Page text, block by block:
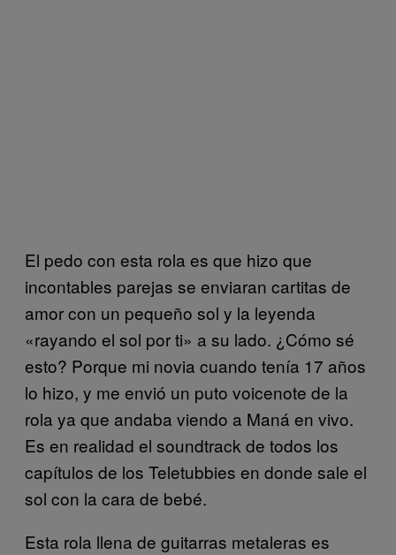
El pedo con esta rola es que hizo que
incontables parejas se enviaran cartitas de
amor con un pequeño sol y la leyenda
«rayando el sol por ti» a su lado. ¿Cómo sé
esto? Porque mi novia cuando tenía 17 años
lo hizo, y me envió un puto voicenote de la
rola ya que andaba viendo a Maná en vivo.
Es en realidad el soundtrack de todos los
capítulos de los Teletubbies en donde sale el
sol con la cara de bebé.
Esta rola llena de guitarras metaleras es